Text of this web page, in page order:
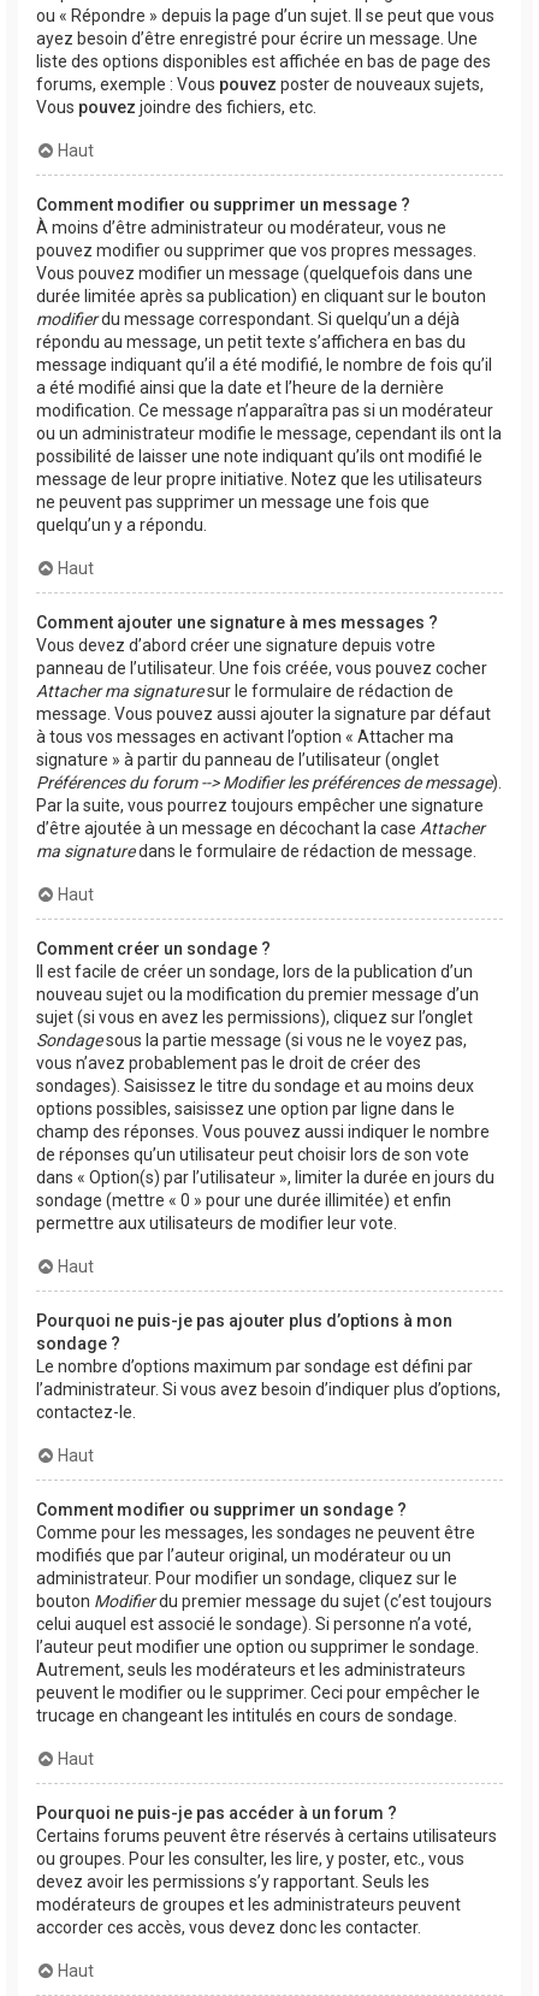
ou « Répondre » depuis la page d’un sujet. Il se peut que vous
ayez besoin d’être enregistré pour écrire un message. Une
liste des options disponibles est affichée en bas de page des
forums, exemple : Vous pouvez poster de nouveaux sujets,
Vous pouvez joindre des fichiers, etc.
Haut
Comment modifier ou supprimer un message ?
À moins d’être administrateur ou modérateur, vous ne
pouvez modifier ou supprimer que vos propres messages.
Vous pouvez modifier un message (quelquefois dans une
durée limitée après sa publication) en cliquant sur le bouton
modifierdu message correspondant. Si quelqu’un a déjà
répondu au message, un petit texte s’affichera en bas du
message indiquant qu’il a été modifié, le nombre de fois qu’il
a été modifié ainsi que la date et l’heure de la dernière
modification. Ce message n’apparaîtra pas si un modérateur
ou un administrateur modifie le message, cependant ils ont la
possibilité de laisser une note indiquant qu’ils ont modifié le
message de leur propre initiative. Notez que les utilisateurs
ne peuvent pas supprimer un message une fois que
quelqu’un y a répondu.
Haut
Comment ajouter une signature à mes messages ?
Vous devez d’abord créer une signature depuis votre
panneau de l’utilisateur. Une fois créée, vous pouvez cocher
Attacher ma signaturesur le formulaire de rédaction de
message. Vous pouvez aussi ajouter la signature par défaut
à tous vos messages en activant l’option « Attacher ma
signature » à partir du panneau de l’utilisateur (onglet
Préférences du forum --> Modifier les préférences de message).
Par la suite, vous pourrez toujours empêcher une signature
d’être ajoutée à un message en décochant la case Attacher
ma signaturedans le formulaire de rédaction de message.
Haut
Comment créer un sondage ?
Il est facile de créer un sondage, lors de la publication d’un
nouveau sujet ou la modification du premier message d’un
sujet (si vous en avez les permissions), cliquez sur l’onglet
Sondagesous la partie message (si vous ne le voyez pas,
vous n’avez probablement pas le droit de créer des
sondages). Saisissez le titre du sondage et au moins deux
options possibles, saisissez une option par ligne dans le
champ des réponses. Vous pouvez aussi indiquer le nombre
de réponses qu’un utilisateur peut choisir lors de son vote
dans « Option(s) par l’utilisateur », limiter la durée en jours du
sondage (mettre « 0 » pour une durée illimitée) et enfin
permettre aux utilisateurs de modifier leur vote.
Haut
Pourquoi ne puis-je pas ajouter plus d’options à mon
sondage ?
Le nombre d’options maximum par sondage est défini par
l’administrateur. Si vous avez besoin d’indiquer plus d’options,
contactez-le.
Haut
Comment modifier ou supprimer un sondage ?
Comme pour les messages, les sondages ne peuvent être
modifiés que par l’auteur original, un modérateur ou un
administrateur. Pour modifier un sondage, cliquez sur le
bouton Modifierdu premier message du sujet (c’est toujours
celui auquel est associé le sondage). Si personne n’a voté,
l’auteur peut modifier une option ou supprimer le sondage.
Autrement, seuls les modérateurs et les administrateurs
peuvent le modifier ou le supprimer. Ceci pour empêcher le
trucage en changeant les intitulés en cours de sondage.
Haut
Pourquoi ne puis-je pas accéder à un forum ?
Certains forums peuvent être réservés à certains utilisateurs
ou groupes. Pour les consulter, les lire, y poster, etc., vous
devez avoir les permissions s’y rapportant. Seuls les
modérateurs de groupes et les administrateurs peuvent
accorder ces accès, vous devez donc les contacter.
Haut